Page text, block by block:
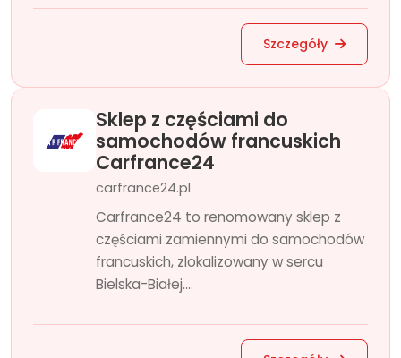
Szczegóły
Sklep z częściami do
samochodów francuskich
Carfrance24
carfrance24.pl
Carfrance24 to renomowany sklep z
częściami zamiennymi do samochodów
francuskich, zlokalizowany w sercu
Bielska-Białej....